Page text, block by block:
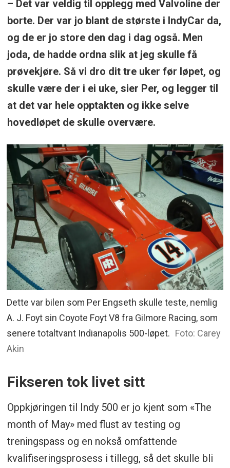
– Det var veldig til opplegg med Valvoline der
borte. Der var jo blant de største i IndyCar da,
og de er jo store den dag i dag også. Men
joda, de hadde ordna slik at jeg skulle få
prøvekjøre. Så vi dro dit tre uker før løpet, og
skulle være der i ei uke, sier Per, og legger til
at det var hele opptakten og ikke selve
hovedløpet de skulle overvære.
Dette var bilen som Per Engseth skulle teste, nemlig
A. J. Foyt sin Coyote Foyt V8 fra Gilmore Racing, som
senere totaltvant Indianapolis 500-løpet. Foto: Carey
Akin
Fikseren tok livet sitt
Oppkjøringen til Indy 500 er jo kjent som «The
month of May» med flust av testing og
treningspass og en nokså omfattende
kvalifiseringsprosess i tillegg, så det skulle bli